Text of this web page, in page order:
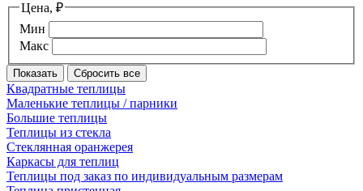
Цена, ₽
Мин
Макс
Квадратные теплицы
Маленькие теплицы / парники
Большие теплицы
Теплицы из стекла
Стеклянная оранжерея
Каркасы для теплиц
Теплицы под заказ по индивидуальным размерам